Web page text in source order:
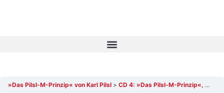
»Das Pilsl-M-Prinzip« von Karl Pilsl CD 4: »Das Pilsl-M-Prinzip«, AudioTrack 04